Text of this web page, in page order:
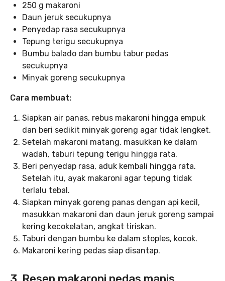
250 g makaroni
Daun jeruk secukupnya
Penyedap rasa secukupnya
Tepung terigu secukupnya
Bumbu balado dan bumbu tabur pedas
secukupnya
Minyak goreng secukupnya
Cara membuat:
Siapkan air panas, rebus makaroni hingga empuk
dan beri sedikit minyak goreng agar tidak lengket.
Setelah makaroni matang, masukkan ke dalam
wadah, taburi tepung terigu hingga rata.
Beri penyedap rasa, aduk kembali hingga rata.
Setelah itu, ayak makaroni agar tepung tidak
terlalu tebal.
Siapkan minyak goreng panas dengan api kecil,
masukkan makaroni dan daun jeruk goreng sampai
kering kecokelatan, angkat tiriskan.
Taburi dengan bumbu ke dalam stoples, kocok.
Makaroni kering pedas siap disantap.